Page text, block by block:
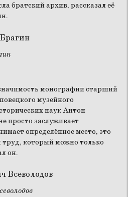
братский архив, рассказал её
монографии старший
музейного
наук Антон
просто заслуживает
определённое место, это
труд, который можно только
он.